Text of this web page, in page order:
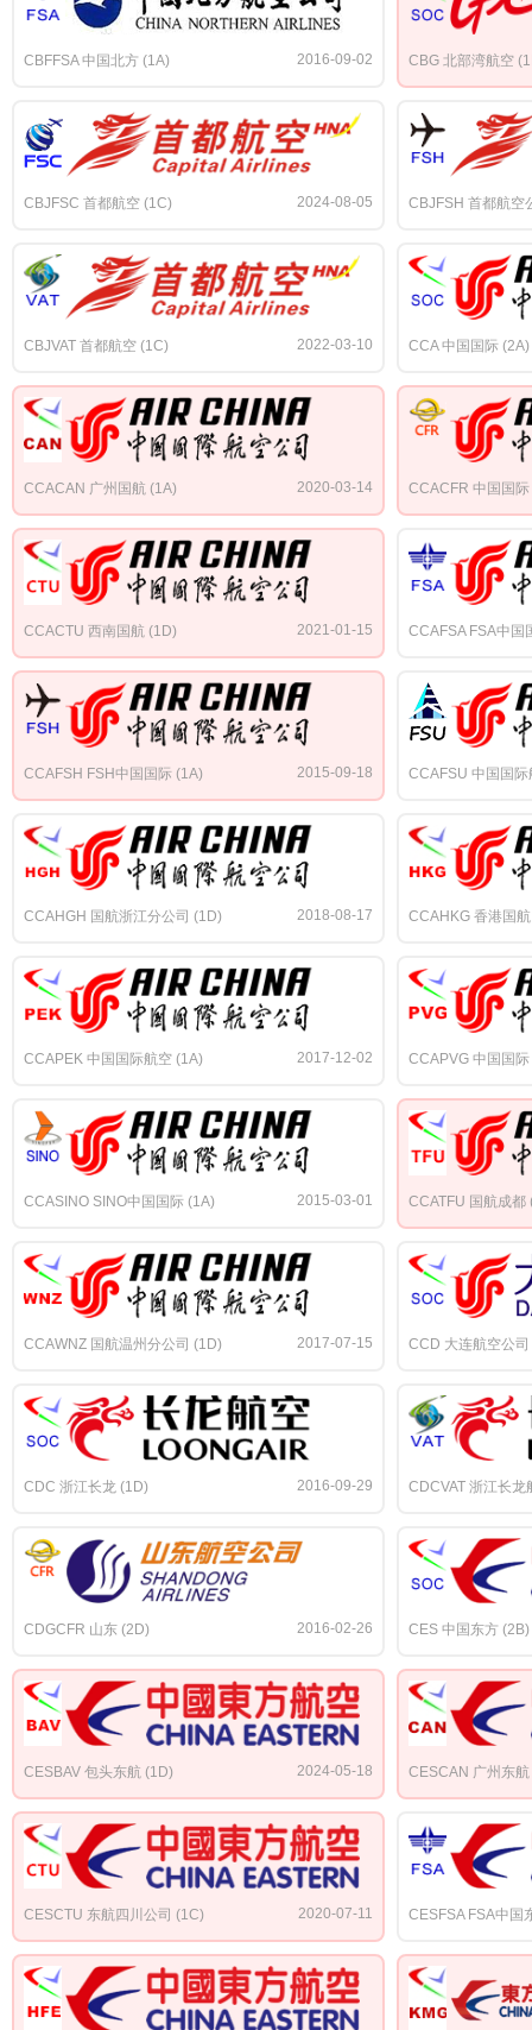
CBFFSA 中国北方 (1A) 2016-09-02 CBG 北部湾航空
CBJFSC 首都航空 (1C) 2024-08-05 CBJFSH 首都航空
CBJVAT 首都航空 (1C) 2022-03-10 CCA 中国国际 (2A)
CCACAN 广州国航 (1A) 2020-03-14 CCACFR 中国国
CCACTU 西南国航 (1D) 2021-01-15 CCAFSA FSA中国
CCAFSH FSH中国国际 (1A) 2015-09-18 CCAFSU 中国国
CCAHGH 国航浙江分公司 (1D) 2018-08-17 CCAHKG 香港国
CCAPEK 中国国际航空 (1A) 2017-12-02 CCAPVG 中国国
CCASINO SINO中国国际 (1A) 2015-03-01 CCATFU 国航成都
CCAWNZ 国航温州分公司 (1D) 2017-07-15 CCD 大连航空公
CDC 浙江长龙 (1D) 2016-09-29 CDCVAT 浙江长龙
CDGCFR 山东 (2D) 2016-02-26 CES 中国东方 (2B)
CESBAV 包头东航 (1D) 2024-05-18 CESCAN 广州东
CESCTU 东航四川公司 (1C) 2020-07-11 CESFSA FSA中国